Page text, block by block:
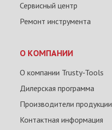
Сервисный центр
Ремонт инструмента
О КОМПАНИИ
О компании Trusty-Tools
Дилерская программа
Производители продукции
Контактная информация